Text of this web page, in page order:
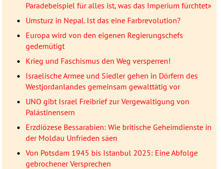
Paradebeispiel für alles ist, was das Imperium fürchtet»
Umsturz in Nepal. Ist das eine Farbrevolution?
Europa wird von den eigenen Regierungschefs
gedemütigt
Krieg und Faschismus den Weg versperren!
Israelische Armee und Siedler gehen in Dörfern des
Westjordanlandes gemeinsam gewalttätig vor
UNO gibt Israel Freibrief zur Vergewaltigung von
Palästinensern
Erzdiözese Bessarabien: Wie britische Geheimdienste in
der Moldau Unfrieden säen
Von Potsdam 1945 bis Istanbul 2025: Eine Abfolge
gebrochener Versprechen